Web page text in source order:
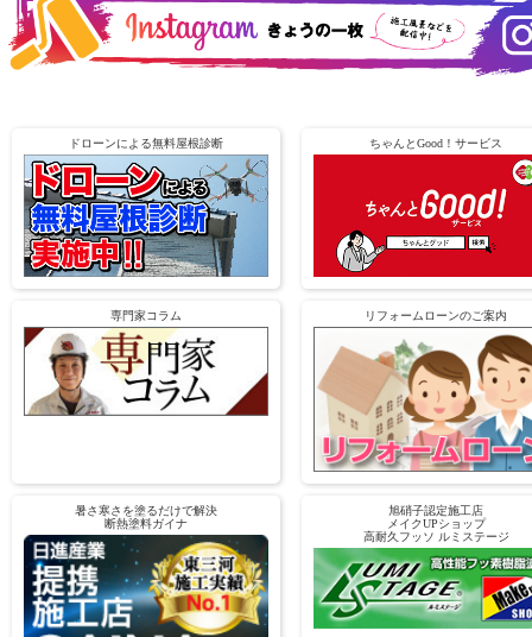
ドローンによる無料屋根診断 ちゃんとGood！サービス
専門家コラム リフォームローンのご案内
暑さ寒さを塗るだけで解決
断熱塗料ガイナ
旭硝子認定施工店
メイクUPショップ
高耐久フッソ ルミステージ